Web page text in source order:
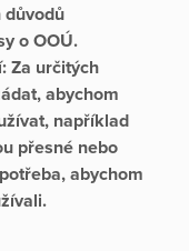
důvodů
o OOÚ.
Za určitých
abychom
například
přesné nebo
abychom